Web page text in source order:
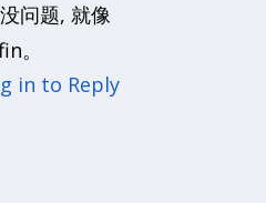
问题, 就像
。
in to Reply